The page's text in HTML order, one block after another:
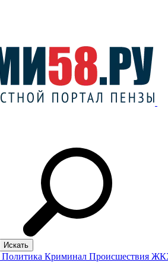
Политика Криминал Происшествия